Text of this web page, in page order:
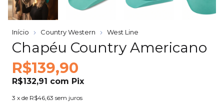
Início Country Western West Line
Chapéu Country Americano
R$139,90
R$132,91 com Pix
3 x de R$46,63 sem juros